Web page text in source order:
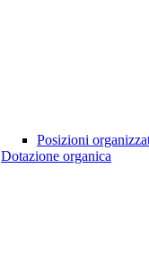
Posizioni
Dotazione organica